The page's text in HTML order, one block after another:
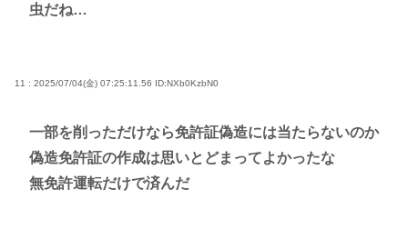
虫だね…
11 : 2025/07/04(金) 07:25:11.56 ID:NXb0KzbN0
一部を削っただけなら免許証偽造には当たらないのか
偽造免許証の作成は思いとどまってよかったな
無免許運転だけで済んだ